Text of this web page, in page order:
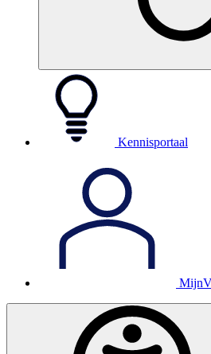
Kennisportaal